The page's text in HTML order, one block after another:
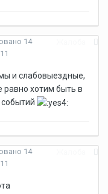
14
и слабовыездные,
равно хотим быть в
событий
14